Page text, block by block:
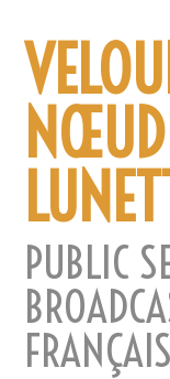
NŒUD
PUBLIC
FRANÇAIS